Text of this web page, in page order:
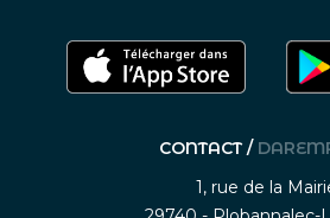
CONTACT /
1, rue de la